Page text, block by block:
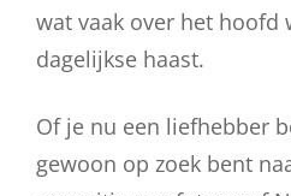
wat vaak over het hoofd
dagelijkse haast.
Of je nu een liefhebber
gewoon op zoek bent